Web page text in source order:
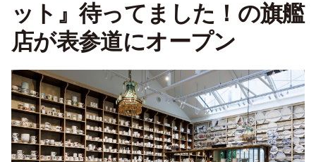
ット』待ってました！の旗艦
店が表参道にオープン